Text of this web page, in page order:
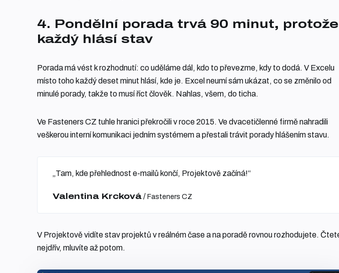
4. Pondělní porada trvá 90 minut, protože
každý hlásí stav
Porada má vést k rozhodnutí: co uděláme dál, kdo to převezme, kdy to dodá. V Excelu
místo toho každý deset minut hlásí, kde je. Excel neumí sám ukázat, co se změnilo od
minulé porady, takže to musí říct člověk. Nahlas, všem, do ticha.
Ve Fasteners CZ tuhle hranici překročili v roce 2015. Ve dvacetičlenné firmě nahradili
veškerou interní komunikaci jedním systémem a přestali trávit porady hlášením stavu.
„Tam, kde přehlednost e-mailů končí, Projektově začíná!“
Valentina Krcková/ Fasteners CZ
V Projektově vidíte stav projektů v reálném čase a na poradě rovnou rozhodujete.
nejdřív, mluvíte až potom.